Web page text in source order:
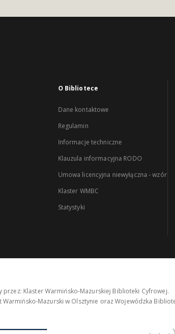
O Bibliotece
Dane kontaktowe
Regulamin
Informacje techniczne
Klauzula informacyjna RODO
Umowa licencyjna niewyłączna - wzór
Klaster WMBC
Statystyki
przez: Klaster Warmińsko-Mazurskiej Biblioteki Cyfrowej.
Warmińsko-Mazurski w Olsztynie oraz Wojewódzka